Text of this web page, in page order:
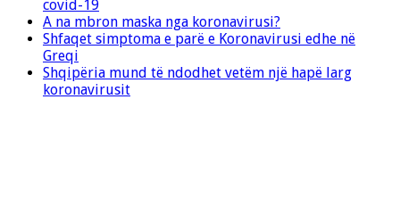
covid-19
A na mbron maska nga koronavirusi?
Shfaqet simptoma e parë e Koronavirusi edhe në
Greqi
Shqipëria mund të ndodhet vetëm një hapë larg
koronavirusit